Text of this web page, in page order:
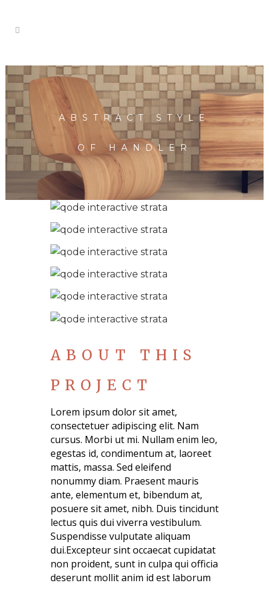
ABSTRACT STYLE
OF HANDLER
ABOUT THIS
PROJECT
Lorem ipsum dolor sit amet,
consectetuer adipiscing elit. Nam
cursus. Morbi ut mi. Nullam enim leo,
egestas id, condimentum at, laoreet
mattis, massa. Sed eleifend
nonummy diam. Praesent mauris
ante, elementum et, bibendum at,
posuere sit amet, nibh. Duis tincidunt
lectus quis dui viverra vestibulum.
Suspendisse vulputate aliquam
dui.Excepteur sint occaecat cupidatat
non proident, sunt in culpa qui officia
deserunt mollit anim id est laborum